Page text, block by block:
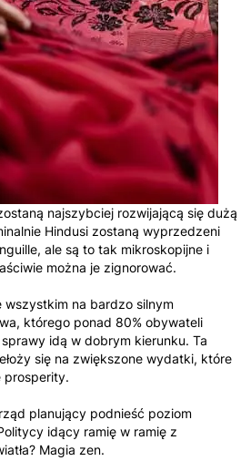
najszybciej rozwijającą się dużą
Hindusi zostaną wyprzedzeni
ale są to tak mikroskopijne i
można je zignorować.
na bardzo silnym
którego ponad 80% obywateli
idą w dobrym kierunku. Ta
się na zwiększone wydatki, które
prosperity.
planujący podnieść poziom
idący ramię w ramię z
Magia zen.